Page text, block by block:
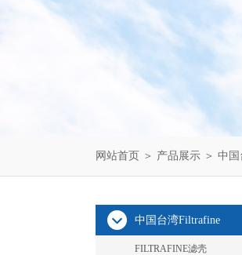
网站首页 ＞ 产品展示 ＞ 中国
中国台湾Filtrafine
FILTRAFINE滤壳